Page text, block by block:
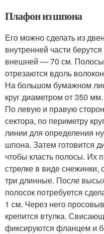
Плафон из шпона
Его можно сделать из
внутренней части
внешней — 70 см. Полосы
отрезаются вдоль
На большом бумажном
круг диаметром от 350
По левую и правую
сектора, по периметру
линии для определения
шпона. Затем готовится
чтобы класть полосы. Их
стрелке в виде снежинки,
три длинные. После
полосок потребуется
1 см. Через него
крепится втулка.
фиксируются фланцем и